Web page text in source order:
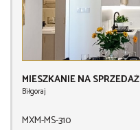
MIESZKANIE NA SPRZEDAŻ
Biłgoraj
MXM-MS-310